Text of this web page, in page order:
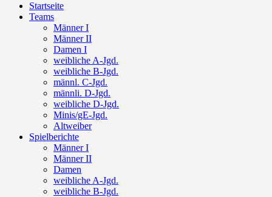
Startseite
Teams
Männer I
Männer II
Damen I
weibliche A-Jgd.
weibliche B-Jgd.
männl. C-Jgd.
männli. D-Jgd.
weibliche D-Jgd.
Minis/gE-Jgd.
Altweiber
Spielberichte
Männer I
Männer II
Damen
weibliche A-Jgd.
weibliche B-Jgd.